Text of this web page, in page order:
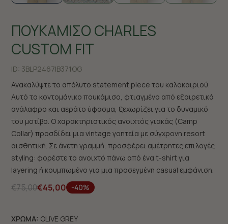
ΠΟΥΚΑΜΙΣΟ CHARLES
CUSTOM FIT
ID: 3BLP2467|B371OG
Ανακαλύψτε το απόλυτο statement piece του καλοκαιριού.
Αυτό το κοντομάνικο πουκάμισο, φτιαγμένο από εξαιρετικά
ανάλαφρο και αεράτο ύφασμα, ξεχωρίζει για το δυναμικό
του μοτίβο. Ο χαρακτηριστικός ανοιχτός γιακάς (Camp
Collar) προσδίδει μια vintage γοητεία με σύγχρονη resort
αισθητική. Σε άνετη γραμμή, προσφέρει αμέτρητες επιλογές
styling: φορέστε το ανοιχτό πάνω από ένα t-shirt για
layering ή κουμπωμένο για μια προσεγμένη casual εμφάνιση.
€75,00€45,00 -40%
ΧΡΩΜΑ: OLIVE GREY